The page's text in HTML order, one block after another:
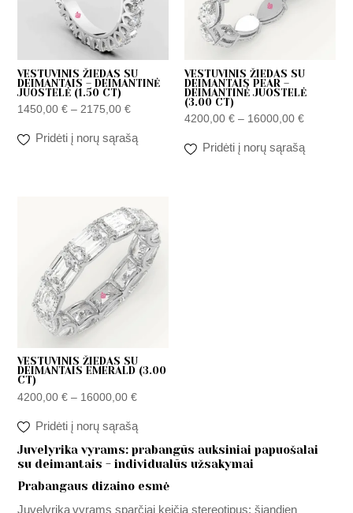
VESTUVINIS ŽIEDAS SU
DEIMANTAIS – DEIMANTINĖ
JUOSTELĖ (1.50 CT)
1450,00€ – 2175,00€
Pridėti į norų sąrašą
VESTUVINIS ŽIEDAS SU
DEIMANTAIS PEAR –
DEIMANTINĖ JUOSTELĖ
(3.00 CT)
4200,00 € – 16000,00 €
Pridėti į norų sąrašą
VESTUVINIS ŽIEDAS SU
DEIMANTAIS EMERALD (3.00
CT)
4200,00€ – 16000,00€
cen:
od
4200,00 €
do
16000,00 €
Pridėti į norų sąrašą
Juvelyrika vyrams: prabangūs auksiniai papuošalai
su deimantais - individualūs užsakymai
Prabangaus dizaino esmė
Juvelyrika vyrams sparčiai keičia stereotipus: šiandien